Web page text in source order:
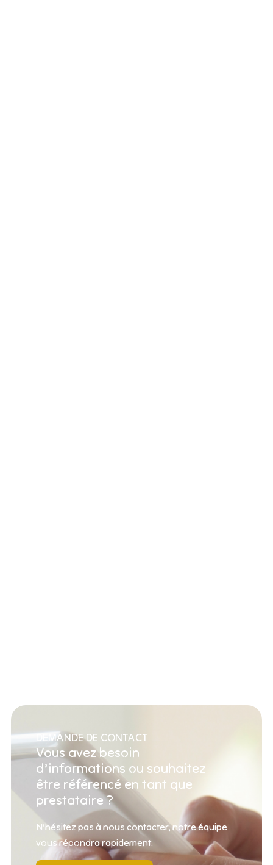
DEMANDE DE CONTACT
Vous avez besoin
d’informations ou souhaitez
être référencé en tant que
prestataire ?
N’hésitez pas à nous contacter, notre équipe
vous répondra rapidement.